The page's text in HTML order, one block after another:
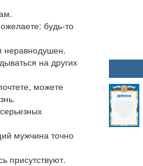
будь-то
неравнодушен.
на других
можете
мужчина точно
присутствуют.